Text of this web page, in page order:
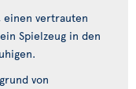
vertrauten
Spielzeug in den
von